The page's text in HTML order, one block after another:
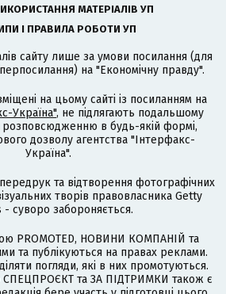
МАТЕРІАЛІВ УП
І ПРАВИЛА РОБОТИ УП
сайту лише за умови посилання (для
на "Економічну правду".
на цьому сайті із посиланням на
Україна", не підлягають подальшому
розповсюдженню в будь-якій формі,
дозволу агентства "Інтерфакс-
Україна".
та відтворення фотографічних
творів правовласника Getty
- суворо забороняється.
PROMOTED, НОВИНИ КОМПАНІЙ та
та публікуються на правах реклами.
погляди, які в них промотуються.
СПЕЦПРОЄКТ та ЗА ПІДТРИМКИ також є